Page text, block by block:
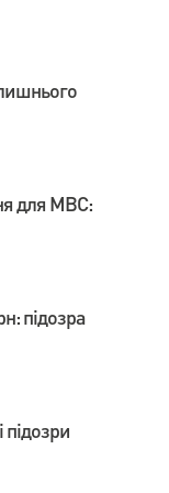
для МВС:
підозра